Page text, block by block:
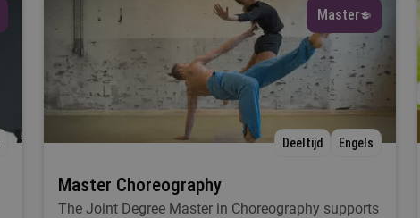
Master
Deeltijd Engels
Master Choreography
The Joint Degree Master in Choreography supports